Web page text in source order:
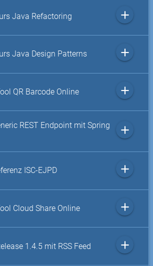
Java Refactoring add
Java Design Patterns add
QR Barcode Online add
REST Endpoint mit Spring
add
ISC-EJPD add
Cloud Share Online add
1.4.5 mit RSS Feed add